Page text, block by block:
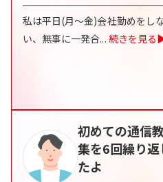
私は平日(月～金)会社勤めをし
い、無事に一発合... 続きを見る
初めての通信
集を6回繰り
たよ